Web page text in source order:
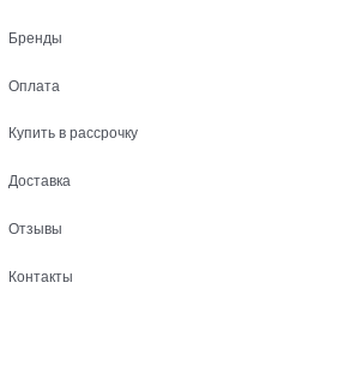
Бренды
Оплата
Купить в рассрочку
Доставка
Отзывы
Контакты